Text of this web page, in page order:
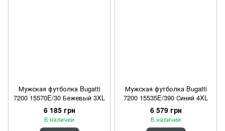
Мужская футболка Bugatti
7200 15570E/30 Бежевый 3XL
6 185 грн
В наличии
Мужская футболка Bugatti
7200 15535E/390 Синий 4XL
6 579 грн
В наличии